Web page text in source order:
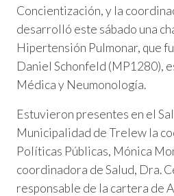
Concientización, y la
desarrolló este sábado una
Hipertensión Pulmonar, que
Daniel Schonfeld (MP1280),
Médica y Neumonología.
Estuvieron presentes en el
Municipalidad de Trelew la
Políticas Públicas, Mónica
coordinadora de Salud, Dra.
responsable de la cartera de